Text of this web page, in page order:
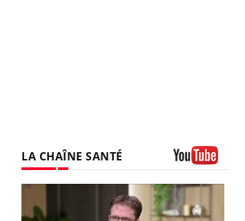
LA CHAÎNE SANTÉ